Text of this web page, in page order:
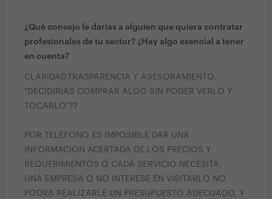
¿Qué consejo le darías a alguien que quiera contratar
profesionales de tu sector? ¿Hay algo esencial a tener
en cuenta?
CLARIDAD,TRASPARENCIA Y ASESORAMIENTO.
"DECIDIRIAS COMPRAR ALGO SIN PODER VERLO Y
TOCARLO"??
POR TELEFONO ES IMPOSIBLE DAR UNA
INFORMACION ACERTADA DE LOS PRECIOS Y
REQUERIMIENTOS Q CADA SERVICIO NECESITA.
UNA EMPRESA Q NO INTERESE EN VISITARLO NO
PODRA REALIZARLE UN PRESUPUESTO ADECUADO, Y